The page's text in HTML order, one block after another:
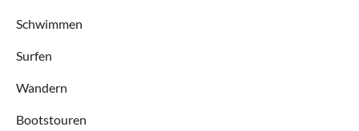
Schwimmen
Surfen
Wandern
Bootstouren